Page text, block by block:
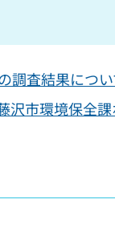
調査結果につ
市環境保全課